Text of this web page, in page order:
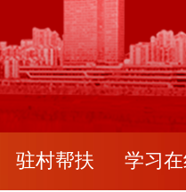
驻村帮扶 学习